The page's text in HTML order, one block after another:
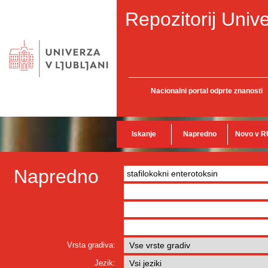
Repozitorij
Nacionalni portal odprte znanosti
Iskanje Napredno Novo v
Napredno
Vrsta gradiva:
Jezik: